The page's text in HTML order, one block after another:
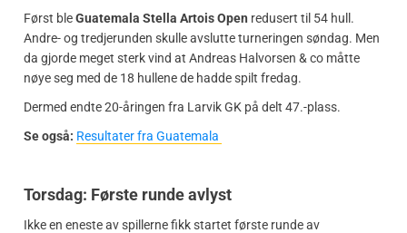
Først bleGuatemala Stella Artois Open redusert til 54 hull.
Andre- og tredjerunden skulle avslutte turneringen søndag. Men
da gjorde meget sterk vind at Andreas Halvorsen & co måtte
nøye seg med de 18 hullene de hadde spilt fredag.
Dermed endte 20-åringen fra Larvik GK på delt 47.-plass.
Se også: Resultater fra Guatemala
Torsdag: Første runde avlyst
Ikke en eneste av spillerne fikk startet første runde av